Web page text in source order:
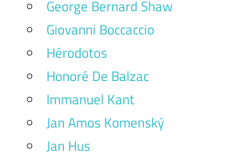
George Bernard Shaw
Giovanni Boccaccio
Hérodotos
Honoré De Balzac
Immanuel Kant
Jan Amos Komenský
Jan Hus